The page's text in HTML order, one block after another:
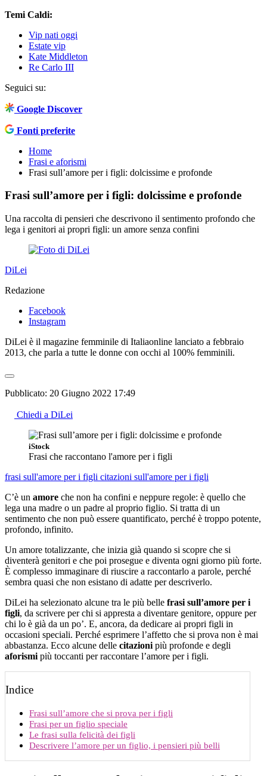
Temi Caldi:
Vip nati oggi
Estate vip
Kate Middleton
Re Carlo III
Seguici su:
Google Discover
Fonti preferite
Home
Frasi e aforismi
Frasi sull’amore per i figli: dolcissime e profonde
Frasi sull’amore per i figli: dolcissime e profonde
Una raccolta di pensieri che descrivono il sentimento profondo che
lega i genitori ai propri figli: un amore senza confini
DiLei
Redazione
Facebook
Instagram
DiLei è il magazine femminile di Italiaonline lanciato a febbraio
2013, che parla a tutte le donne con occhi al 100% femminili.
Pubblicato: 20 Giugno 2022 17:49
Chiedi a DiLei
iStock
Frasi che raccontano l'amore per i figli
frasi sull'amore per i figli citazioni sull'amore per i figli
C’è un amore che non ha confini e neppure regole: è quello che
lega una madre o un padre al proprio figlio. Si tratta di un
sentimento che non può essere quantificato, perché è troppo potente,
profondo, infinito.
Un amore totalizzante, che inizia già quando si scopre che si
diventerà genitori e che poi prosegue e diventa ogni giorno più forte.
È complesso immaginare di riuscire a raccontarlo a parole, perché
sembra quasi che non esistano di adatte per descriverlo.
DiLei ha selezionato alcune tra le più belle frasi sull’amore per i
figli, da scrivere per chi si appresta a diventare genitore, oppure per
chi lo è già da un po’. E, ancora, da dedicare ai propri figli in
occasioni speciali. Perché esprimere l’affetto che si prova non è mai
abbastanza. Ecco alcune delle citazioni più profonde e degli
aforismi più toccanti per raccontare l’amore per i figli.
Indice
Frasi sull’amore che si prova per i figli
Frasi per un figlio speciale
Le frasi sulla felicità dei figli
Descrivere l’amore per un figlio, i pensieri più belli